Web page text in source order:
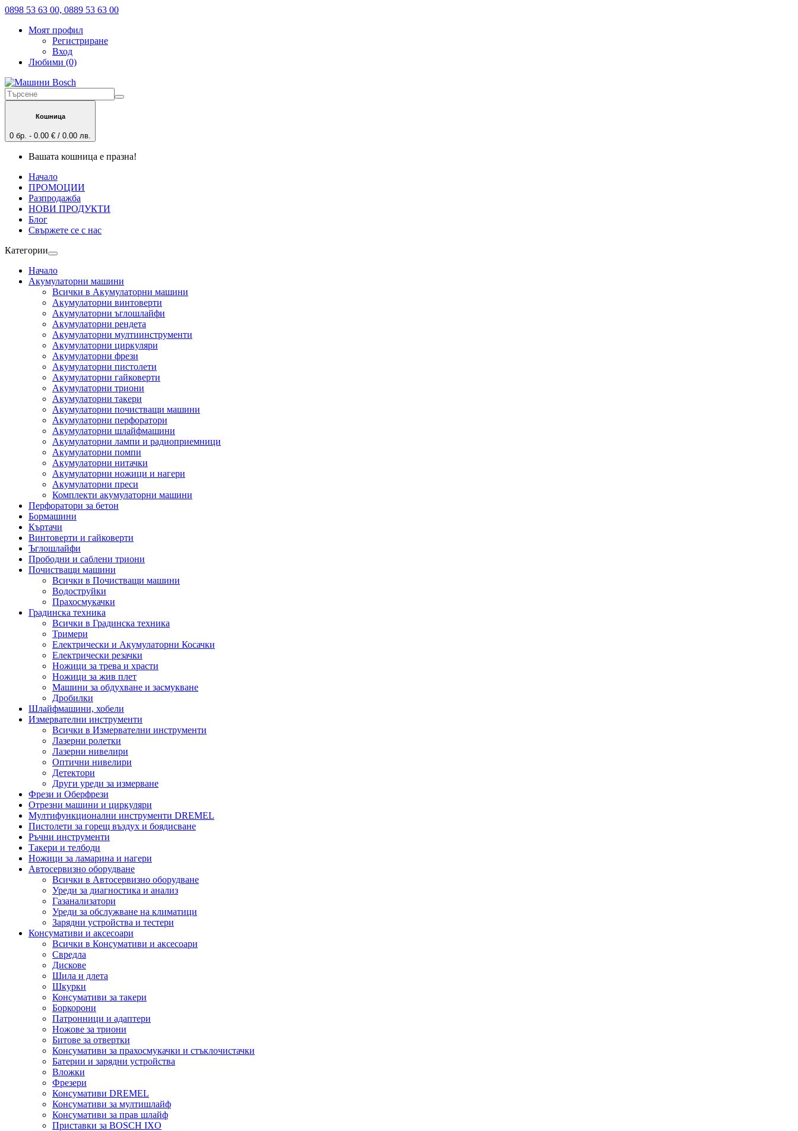
0898 53 63 00, 0889 53 63 00
Моят профил
Регистриране
Вход
Любими (0)
Кошница
0 бр. - 0.00 € / 0.00 лв.
Вашата кошница е празна!
Начало
ПРОМОЦИИ
Разпродажба
НОВИ ПРОДУКТИ
Блог
Свържете се с нас
Категории
Начало
Акумулаторни машини
Всички в Акумулаторни машини
Акумулаторни винтоверти
Акумулаторни ъглошлайфи
Акумулаторни рендета
Акумулаторни мултиинструменти
Акумулаторни циркуляри
Акумулаторни фрези
Акумулаторни пистолети
Акумулаторни гайковерти
Акумулаторни триони
Акумулаторни такери
Акумулаторни почистващи машини
Акумулаторни перфоратори
Акумулаторни шлайфмашини
Акумулаторни лампи и радиоприемници
Акумулаторни помпи
Акумулаторни нитачки
Акумулаторни ножици и нагери
Акумулаторни преси
Комплекти акумулаторни машини
Перфоратори за бетон
Бормашини
Къртачи
Винтоверти и гайковерти
Ъглошлайфи
Прободни и саблени триони
Почистващи машини
Всички в Почистващи машини
Водоструйки
Прахосмукачки
Градинска техника
Всички в Градинска техника
Тримери
Електрически и Акумулаторни Косачки
Електрически резачки
Ножици за трева и храсти
Ножици за жив плет
Машини за обдухване и засмукване
Дробилки
Шлайфмашини, хобели
Измервателни инструменти
Всички в Измервателни инструменти
Лазерни ролетки
Лазерни нивелири
Оптични нивелири
Детектори
Други уреди за измерване
Фрези и Оберфрези
Отрезни машини и циркуляри
Мултифункционални инструменти DREMEL
Пистолети за горещ въздух и боядисване
Ръчни инструменти
Такери и телбоди
Ножици за ламарина и нагери
Автосервизно оборудване
Всички в Автосервизно оборудване
Уреди за диагностика и анализ
Газанализатори
Уреди за обслужване на климатици
Зарядни устройства и тестери
Консумативи и аксесоари
Всички в Консумативи и аксесоари
Свредла
Дискове
Шила и длета
Шкурки
Консумативи за такери
Боркорони
Патронници и адаптери
Ножове за триони
Битове за отвертки
Консумативи за прахосмукачки и стъклочистачки
Батерии и зарядни устройства
Вложки
Фрезери
Консумативи DREMEL
Консумативи за мултишлайф
Консумативи за прав шлайф
Приставки за BOSCH IXO